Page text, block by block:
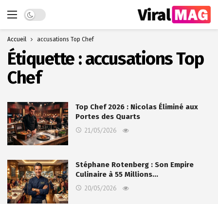
Dark mode
Accueil accusations Top Chef
Étiquette :accusations Top
Chef
Top Chef 2026 : Nicolas Éliminé aux
Portes des Quarts
21/05/2026
Stéphane Rotenberg : Son Empire
Culinaire à 55 Millions…
20/05/2026